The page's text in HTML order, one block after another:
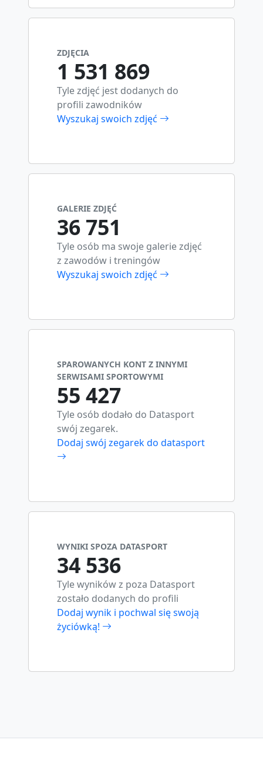
ZDJĘCIA
1 531 869
Tyle zdjęć jest dodanych do
profili zawodników
Wyszukaj swoich zdjęć
GALERIE ZDJĘĆ
36 751
Tyle osób ma swoje galerie zdjęć
z zawodów i treningów
Wyszukaj swoich zdjęć
SPAROWANYCH KONT Z INNYMI
SERWISAMI SPORTOWYMI
55 427
Tyle osób dodało do Datasport
swój zegarek.
Dodaj swój zegarek do datasport
WYNIKI SPOZA DATASPORT
34 536
Tyle wyników z poza Datasport
zostało dodanych do profili
Dodaj wynik i pochwal się swoją
życiówką!